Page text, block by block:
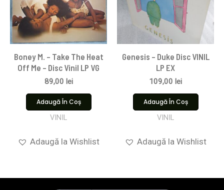
Boney M. – Take The Heat
Off Me – Disc Vinil LP VG
89,00 lei
Adaugă În Coș
VINIL
Adaugă la Wishlist
Genesis – Duke Disc VINIL
LP EX
109,00 lei
Adaugă În Coș
VINIL
Adaugă la Wishlist